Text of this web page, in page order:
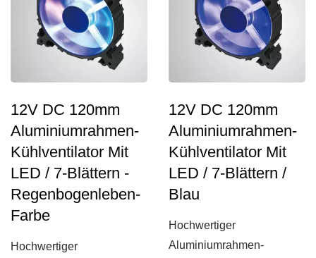
12V DC 120mm
Aluminiumrahmen-
Kühlventilator Mit
LED / 7-Blättern -
Regenbogenleben-
Farbe
Hochwertiger
12V DC 120mm
Aluminiumrahmen-
Kühlventilator Mit
LED / 7-Blättern /
Blau
Hochwertiger
Aluminiumrahmen-